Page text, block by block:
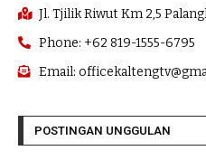
Jl. Tjilik Riwut Km 2,5
Phone: +62 819-1555-6795
Email:
POSTINGAN UNGGULAN